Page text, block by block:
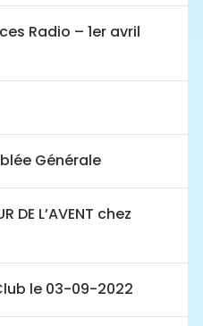
Radio – 1er avril
Générale
DE L’AVENT chez
le 03-09-2022